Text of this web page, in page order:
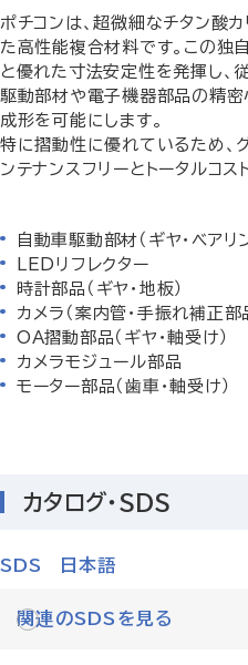
ポチコンは、超微細なチタン酸
た高性能複合材料です。この独
と優れた寸法安定性を発揮し、
駆動部材や電子機器部品の精密
成形を可能にします。
特に摺動性に優れているため、
ンテナンスフリーとトータルコス
自動車駆動部材（ギヤ・ベアリ
LEDリフレクター
時計部品（ギヤ・地板）
カメラ（案内管・手振れ補正部
OA摺動部品（ギヤ・軸受け）
カメラモジュール部品
モーター部品（歯車・軸受け）
カタログ・SDS
SDS 日本語
関連のSDSを見る